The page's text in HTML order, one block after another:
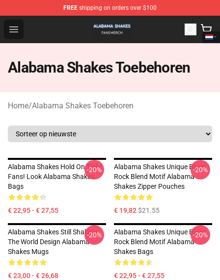
FREE shipping on orders over $100
Open menu
Alabama Shakes Shop - Official Alabama Shakes
Alabama Shakes Toebehoren
Home/Alabama Shakes Toebehoren
Alabama Shakes Hold On Tight
Fans! Look Alabama Shakes
Bags
€ 22,95 - € 27,55
-20%
Alabama Shakes Unique Blues
Rock Blend Motif Alabama
Shakes Zipper Pouches
€ 19,82$21.55
-20%
Alabama Shakes Still Shaking
The World Design Alabama
Shakes Mugs
€ 23,00 - € 26,68
-20%
Alabama Shakes Unique Blues
Rock Blend Motif Alabama
Shakes Bags
€ 22,95 - € 27,55
-20%